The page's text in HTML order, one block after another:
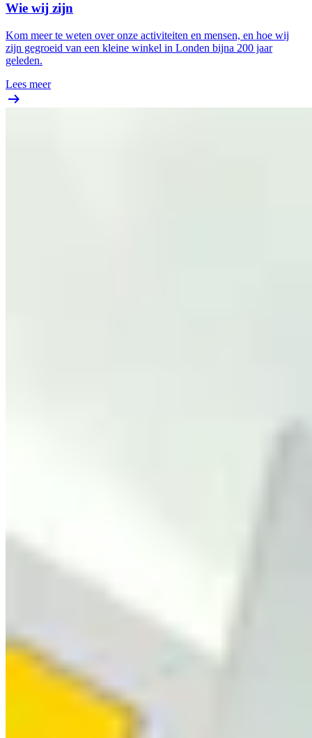
Wie wij zijn
Kom meer te weten over onze activiteiten en mensen, en hoe wij
zijn gegroeid van een kleine winkel in Londen bijna 200 jaar
geleden.
Lees meer